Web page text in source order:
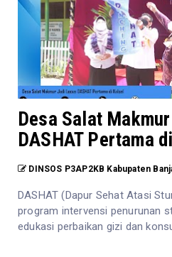
Desa Salat
DASHAT Pertama
DINSOS P3AP2KB Kabupaten
DASHAT (Dapur Sehat Atasi
program intervensi penurunan
edukasi perbaikan gizi dan